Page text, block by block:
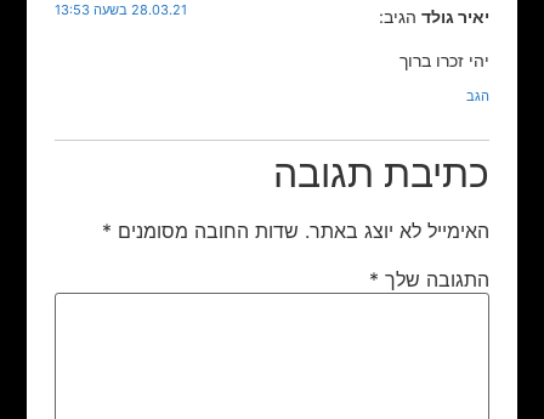
יאיר גולד הגיב: 28.03.21 בשעה 13:53
יהי זכרו ברוך
הגב
כתיבת תגובה
האימייל לא יוצג באתר. שדות החובה מסומנים *
התגובה שלך *